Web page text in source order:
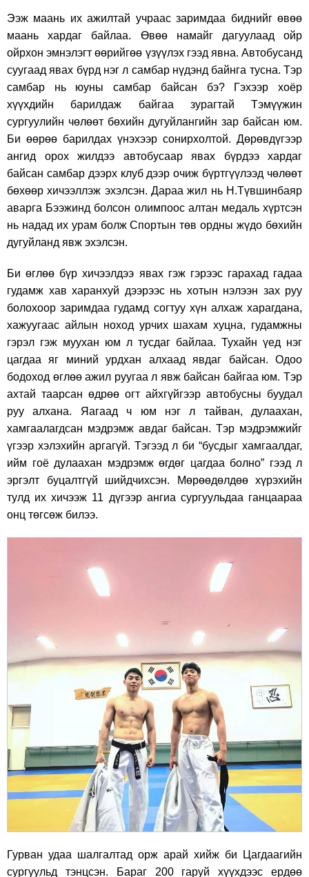
Ээж маань их ажилтай учраас заримдаа биднийг өвөө
маань хардаг байлаа. Өвөө намайг дагуулаад ойр
ойрхон эмнэлэгт өөрийгөө үзүүлэх гээд явна. Автобусанд
суугаад явах бүрд нэг л самбар нүдэнд байнга тусна. Тэр
самбар нь юуны самбар байсан бэ? Гэхээр хоёр
хүүхдийн барилдаж байгаа зурагтай Тэмүүжин
сургуулийн чөлөөт бөхийн дугуйлангийн зар байсан юм.
Би өөрөө барилдах үнэхээр сонирхолтой. Дөрөвдүгээр
ангид орох жилдээ автобусаар явах бүрдээ хардаг
байсан самбар дээрх клуб дээр очиж бүртгүүлээд чөлөөт
бөхөөр хичээллэж эхэлсэн. Дараа жил нь Н.Түвшинбаяр
аварга Бээжинд болсон олимпоос алтан медаль хүртсэн
нь надад их урам болж Спортын төв ордны жүдо бөхийн
дугуйланд явж эхэлсэн.
Би өглөө бүр хичээлдээ явах гэж гэрээс гарахад гадаа
гудамж хав харанхуй дээрээс нь хотын нэлээн зах руу
болохоор заримдаа гудамд согтуу хүн алхаж харагдана,
хажуугаас айлын ноход урчих шахам хуцна, гудамжны
гэрэл гэж муухан юм л тусдаг байлаа. Тухайн үед нэг
цагдаа яг миний урдхан алхаад явдаг байсан. Одоо
бодоход өглөө ажил руугаа л явж байсан байгаа юм. Тэр
ахтай таарсан өдрөө огт айхгүйгээр автобусны буудал
руу алхана. Яагаад ч юм нэг л тайван, дулаахан,
хамгаалагдсан мэдрэмж авдаг байсан. Тэр мэдрэмжийг
үгээр хэлэхийн аргагүй. Тэгээд л би “бусдыг хамгаалдаг,
ийм гоё дулаахан мэдрэмж өгдөг цагдаа болно” гээд л
эргэлт буцалтгүй шийдчихсэн. Мөрөөдөлдөө хүрэхийн
тулд их хичээж 11 дүгээр ангиа сургуульдаа ганцаараа
онц төгсөж билээ.
Гурван удаа шалгалтад орж арай хийж би Цагдаагийн
сургуульд тэнцсэн. Бараг 200 гаруй хүүхдээс ердөө